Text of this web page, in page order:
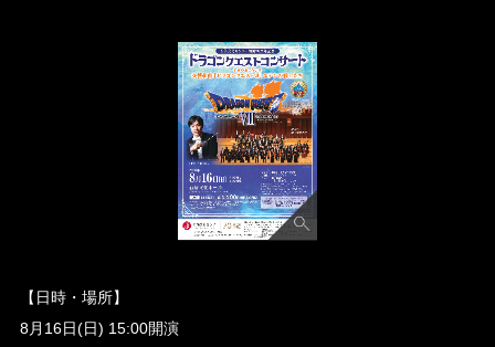
【日時・場所】
8月16日(日) 15:00開演